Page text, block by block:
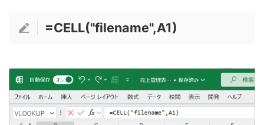
=CELL("filename",A1)